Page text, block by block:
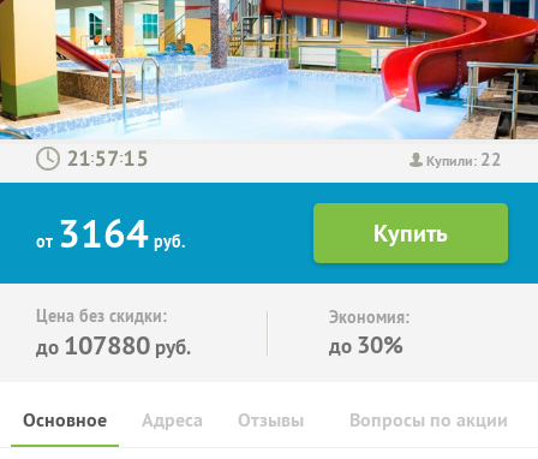
Купили: 22
: :
от 3164 руб.
Цена без скидки:
до 107880 руб.
Экономия:
до 30%
Основное Отзывы Вопросы по акции
Адреса